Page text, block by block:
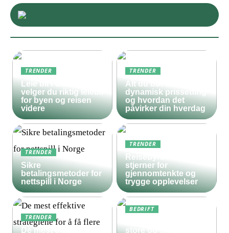
TRENDER
Leie bil i Oslo – slik
velger du riktig leiebil
for byen og reisen
videre
TRENDER
Alt du bør vite om
dynamisk prissetting
og hvordan det
påvirker din hverdag
TRENDER
Sikre
betalingsmetoder for
nettspill i Norge
TRENDER
Reisebyrå med 5
stjerner for
gjennomtenkte og
trygge opplevelser
TRENDER
De mest effektive
BEDRIFT
store og små